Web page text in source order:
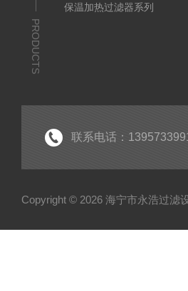
PRODUCTS
保温加热过滤器系列
联系电话：
Copyright © 2026 海宁市永浩过滤